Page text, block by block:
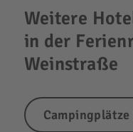
Weitere
in der
Weinstraße